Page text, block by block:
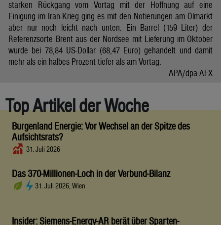
starken Rückgang vom Vortag mit der Hoffnung auf eine
Einigung im Iran-Krieg ging es mit den Notierungen am Ölmarkt
aber nur noch leicht nach unten. Ein Barrel (159 Liter) der
Referenzsorte Brent aus der Nordsee mit Lieferung im Oktober
wurde bei 78,84 US-Dollar (68,47 Euro) gehandelt und damit
mehr als ein halbes Prozent tiefer als am Vortag.
APA/dpa-AFX
Top Artikel der Woche
Burgenland Energie: Vor Wechsel an der Spitze des
Aufsichtsrats?
31. Juli 2026
Das 370-Millionen-Loch in der Verbund-Bilanz
31. Juli 2026, Wien
Insider: Siemens-Energy-AR berät über Sparten-